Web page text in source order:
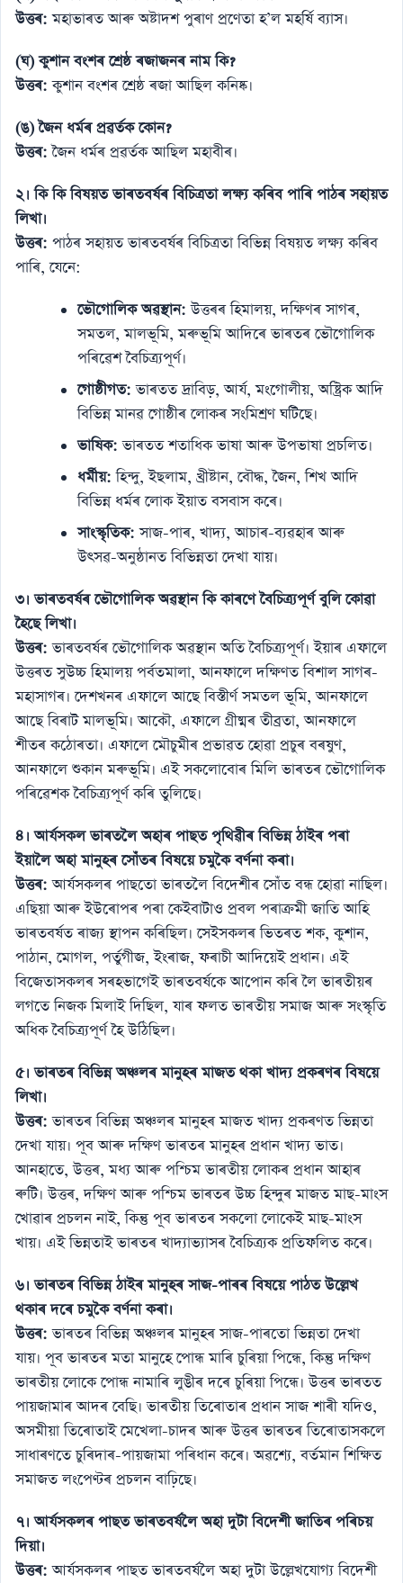
উত্তৰ: মহাভাৰত আৰু অষ্টাদশ পুৰাণ প্রণেতা হ’ল মহৰ্ষি ব্যাস।
(ঘ) কুশান বংশৰ শ্ৰেষ্ঠ ৰজাজনৰ নাম কি?
উত্তৰ: কুশান বংশৰ শ্ৰেষ্ঠ ৰজা আছিল কনিষ্ক।
(ঙ) জৈন ধৰ্মৰ প্ৰৱৰ্তক কোন?
উত্তৰ:জৈন ধৰ্মৰ প্ৰৱৰ্তক আছিল মহাবীৰ।
২। কি কি বিষয়ত ভাৰতবৰ্ষৰ বিচিত্ৰতা লক্ষ্য কৰিব পাৰি পাঠৰ সহায়ত
লিখা।
উত্তৰ: পাঠৰ সহায়ত ভাৰতবৰ্ষৰ বিচিত্ৰতা বিভিন্ন বিষয়ত লক্ষ্য কৰিব
পাৰি, যেনে:
ভৌগোলিক অৱস্থান: উত্তৰৰ হিমালয়, দক্ষিণৰ সাগৰ,
সমতল, মালভূমি, মৰুভূমি আদিৰে ভাৰতৰ ভৌগোলিক
পৰিৱেশ বৈচিত্ৰ্যপূৰ্ণ।
গোষ্ঠীগত: ভাৰতত দ্ৰাবিড়, আৰ্য, মংগোলীয়, অষ্ট্ৰিক আদি
বিভিন্ন মানৱ গোষ্ঠীৰ লোকৰ সংমিশ্ৰণ ঘটিছে।
ভাষিক: ভাৰতত শতাধিক ভাষা আৰু উপভাষা প্ৰচলিত।
ধৰ্মীয়: হিন্দু, ইছলাম, খ্ৰীষ্টান, বৌদ্ধ, জৈন, শিখ আদি
বিভিন্ন ধৰ্মৰ লোক ইয়াত বসবাস কৰে।
সাংস্কৃতিক: সাজ-পাৰ, খাদ্য, আচাৰ-ব্যৱহাৰ আৰু
উৎসৱ-অনুষ্ঠানত বিভিন্নতা দেখা যায়।
৩। ভাৰতবৰ্ষৰ ভৌগোলিক অৱস্থান কি কাৰণে বৈচিত্ৰ্যপূৰ্ণ বুলি কোৱা
হৈছে লিখা।
উত্তৰ: ভাৰতবৰ্ষৰ ভৌগোলিক অৱস্থান অতি বৈচিত্ৰ্যপূৰ্ণ। ইয়াৰ এফালে
উত্তৰত সুউচ্চ হিমালয় পৰ্বতমালা, আনফালে দক্ষিণত বিশাল সাগৰ-
মহাসাগৰ। দেশখনৰ এফালে আছে বিস্তীৰ্ণ সমতল ভূমি, আনফালে
আছে বিৰাট মালভূমি। আকৌ, এফালে গ্ৰীষ্মৰ তীব্ৰতা, আনফালে
শীতৰ কঠোৰতা। এফালে মৌচুমীৰ প্ৰভাৱত হোৱা প্ৰচুৰ বৰষুণ,
আনফালে শুকান মৰুভূমি। এই সকলোবোৰ মিলি ভাৰতৰ ভৌগোলিক
পৰিৱেশক বৈচিত্ৰ্যপূৰ্ণ কৰি তুলিছে।
৪। আৰ্যসকল ভাৰতলৈ অহাৰ পাছত পৃথিৱীৰ বিভিন্ন ঠাইৰ পৰা
ইয়ালৈ অহা মানুহৰ সোঁতৰ বিষয়ে চমুকৈ বৰ্ণনা কৰা।
উত্তৰ: আৰ্যসকলৰ পাছতো ভাৰতলৈ বিদেশীৰ সোঁত বন্ধ হোৱা নাছিল।
এছিয়া আৰু ইউৰোপৰ পৰা কেইবাটাও প্ৰবল পৰাক্ৰমী জাতি আহি
ভাৰতবৰ্ষত ৰাজ্য স্থাপন কৰিছিল। সেইসকলৰ ভিতৰত শক, কুশান,
পাঠান, মোগল, পৰ্তুগীজ, ইংৰাজ, ফৰাচী আদিয়েই প্ৰধান। এই
বিজেতাসকলৰ সৰহভাগেই ভাৰতবৰ্ষকে আপোন কৰি লৈ ভাৰতীয়ৰ
লগতে নিজক মিলাই দিছিল, যাৰ ফলত ভাৰতীয় সমাজ আৰু সংস্কৃতি
অধিক বৈচিত্ৰ্যপূৰ্ণ হৈ উঠিছিল।
৫। ভাৰতৰ বিভিন্ন অঞ্চলৰ মানুহৰ মাজত থকা খাদ্য প্ৰকৰণৰ বিষয়ে
লিখা।
উত্তৰ: ভাৰতৰ বিভিন্ন অঞ্চলৰ মানুহৰ মাজত খাদ্য প্ৰকৰণত ভিন্নতা
দেখা যায়। পূব আৰু দক্ষিণ ভাৰতৰ মানুহৰ প্ৰধান খাদ্য ভাত।
আনহাতে, উত্তৰ, মধ্য আৰু পশ্চিম ভাৰতীয় লোকৰ প্ৰধান আহাৰ
ৰুটি। উত্তৰ, দক্ষিণ আৰু পশ্চিম ভাৰতৰ উচ্চ হিন্দুৰ মাজত মাছ-মাংস
খোৱাৰ প্ৰচলন নাই, কিন্তু পূব ভাৰতৰ সকলো লোকেই মাছ-মাংস
খায়। এই ভিন্নতাই ভাৰতৰ খাদ্যাভ্যাসৰ বৈচিত্ৰ্যক প্ৰতিফলিত কৰে।
৬। ভাৰতৰ বিভিন্ন ঠাইৰ মানুহৰ সাজ-পাৰৰ বিষয়ে পাঠত উল্লেখ
থকাৰ দৰে চমুকৈ বৰ্ণনা কৰা।
উত্তৰ: ভাৰতৰ বিভিন্ন অঞ্চলৰ মানুহৰ সাজ-পাৰতো ভিন্নতা দেখা
যায়। পূব ভাৰতৰ মতা মানুহে পোন্ধ মাৰি চুৰিয়া পিন্ধে, কিন্তু দক্ষিণ
ভাৰতীয় লোকে পোন্ধ নামাৰি লুঙীৰ দৰে চুৰিয়া পিন্ধে। উত্তৰ ভাৰতত
পায়জামাৰ আদৰ বেছি। ভাৰতীয় তিৰোতাৰ প্ৰধান সাজ শাৰী যদিও,
অসমীয়া তিৰোতাই মেখেলা-চাদৰ আৰু উত্তৰ ভাৰতৰ তিৰোতাসকলে
সাধাৰণতে চুৰিদাৰ-পায়জামা পৰিধান কৰে। অৱশ্যে, বৰ্তমান শিক্ষিত
সমাজত লংপেণ্টৰ প্ৰচলন বাঢ়িছে।
৭। আৰ্যসকলৰ পাছত ভাৰতবৰ্ষলৈ অহা দুটা বিদেশী জাতিৰ পৰিচয়
দিয়া।
উত্তৰ: আৰ্যসকলৰ পাছত ভাৰতবৰ্ষলৈ অহা দুটা উল্লেখযোগ্য বিদেশী